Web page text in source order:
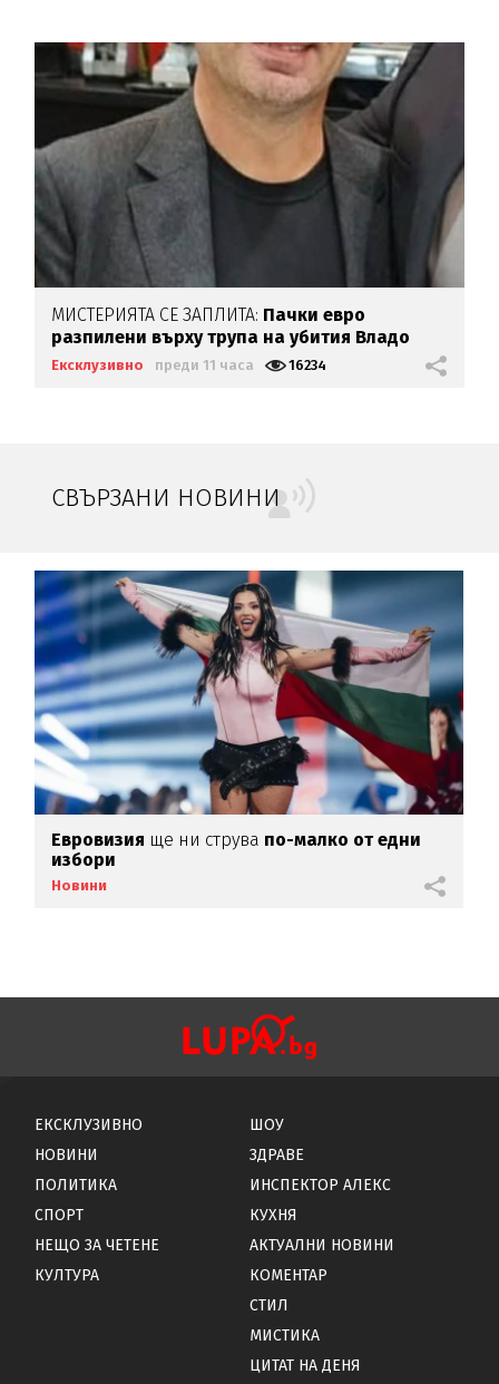
МИСТЕРИЯТА СЕ ЗАПЛИТА: Пачки евро
разпилени върху трупа на убития Владо
Загатото
Ексклузивно преди 11 часа 16234
СВЪРЗАНИ НОВИНИ
Евровизия ще ни струва по-малко от едни
избори
Новини
ЕКСКЛУЗИВНО
НОВИНИ
ПОЛИТИКА
СПОРТ
НЕЩО ЗА ЧЕТЕНЕ
КУЛТУРА
ШОУ
ЗДРАВЕ
ИНСПЕКТОР АЛЕКС
КУХНЯ
АКТУАЛНИ НОВИНИ
КОМЕНТАР
СТИЛ
МИСТИКА
ЦИТАТ НА ДЕНЯ